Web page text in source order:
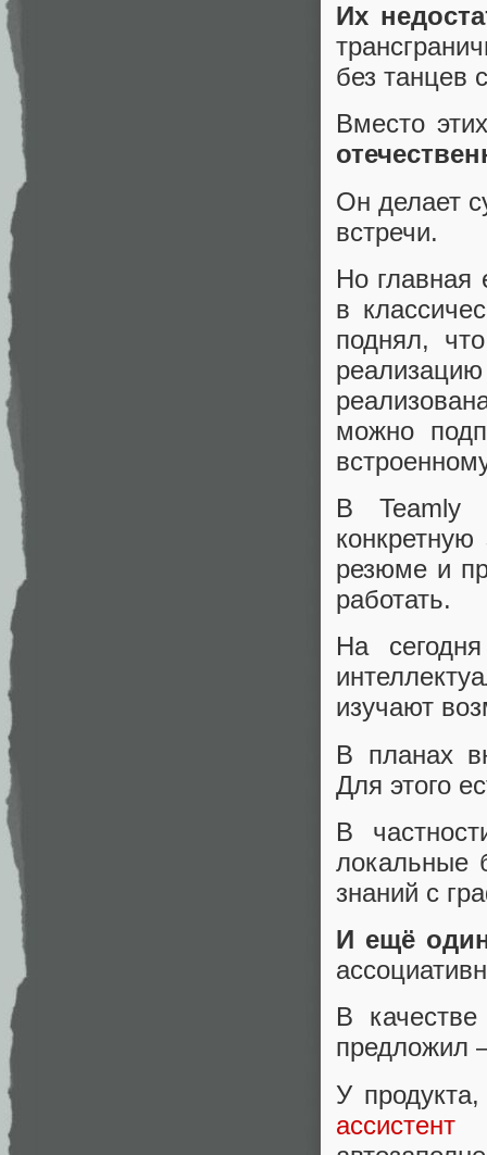
Их
без танцев
Вместо
Он делает
встречи.
Но главная
в
поднял,
можно
В Teamly
резюме и
работать.
На
изучают
В планах
Для этого
В
локальные
знаний с
И ещё
В
предложил
У
ассистент